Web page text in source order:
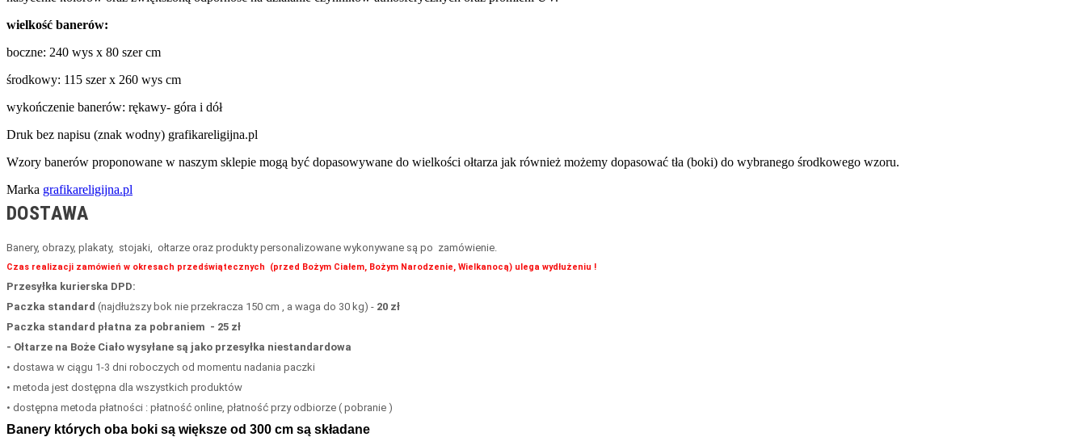
wielkość banerów:
boczne: 240 wys x 80 szer cm
środkowy: 115 szer x 260 wys cm
wykończenie banerów: rękawy- góra i dół
Druk bez napisu (znak wodny) grafikareligijna.pl
Wzory banerów proponowane w naszym sklepie mogą być dopasowywane do wielkości ołtarza jak również możemy dopasować tła (boki) do wybranego środkowego wzoru.
Marka grafikareligijna.pl
DOSTAWA
Banery, obrazy, plakaty, stojaki, ołtarze oraz produkty personalizowane wykonywane są po zamówienie.
Czas realizacji zamówień w okresach przedświątecznych (przed Bożym Ciałem, Bożym Narodzenie, Wielkanocą) ulega wydłużeniu !
Przesyłka kurierska DPD:
Paczka standard (najdłuższy bok nie przekracza 150 cm , a waga do 30 kg) - 20 zł
Paczka standard płatna za pobraniem - 25 zł
- Ołtarze na Boże Ciało wysyłane są jako przesyłka niestandardowa
• dostawa w ciągu 1-3 dni roboczych od momentu nadania paczki
• metoda jest dostępna dla wszystkich produktów
• dostępna metoda płatności : płatność online, płatność przy odbiorze ( pobranie )
Banery których oba boki są większe od 300 cm są składane